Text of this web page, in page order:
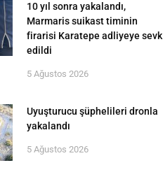
10 yıl sonra yakalandı,
Marmaris suikast timinin
firarisi Karatepe adliyeye sevk
edildi
5 Ağustos 2026
Uyuşturucu şüphelileri dronla
yakalandı
5 Ağustos 2026